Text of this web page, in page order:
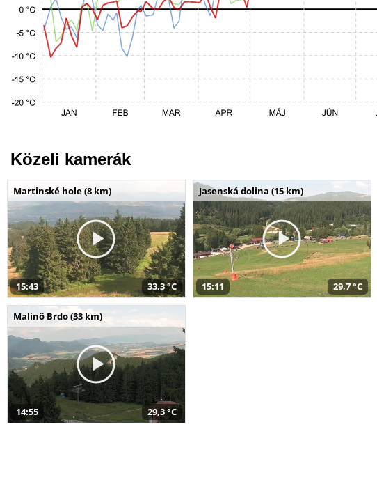
Közeli kamerák
Martinské hole (8 km)
15:43 33,3 °C
Jasenská dolina (15 km)
15:11 29,7 °C
Malinô Brdo (33 km)
14:55 29,3 °C